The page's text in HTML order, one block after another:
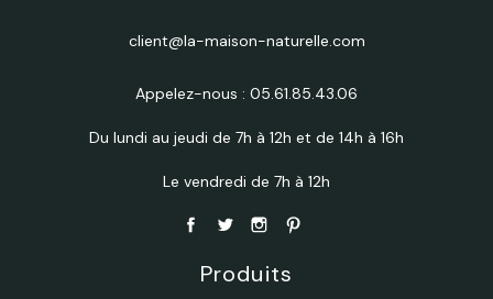
client@la-maison-naturelle.com
Appelez-nous : 05.61.85.43.06
Du lundi au jeudi de 7h à 12h et de 14h à 16h
Le vendredi de 7h à 12h
Produits